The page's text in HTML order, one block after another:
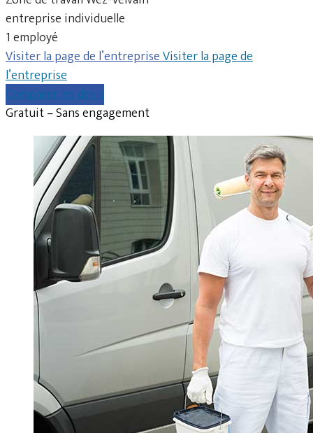
entreprise individuelle
1 employé
Visiter la page de l’entrepriseVisiter la page de
l’entreprise
Comparer les devis
Gratuit – Sans engagement